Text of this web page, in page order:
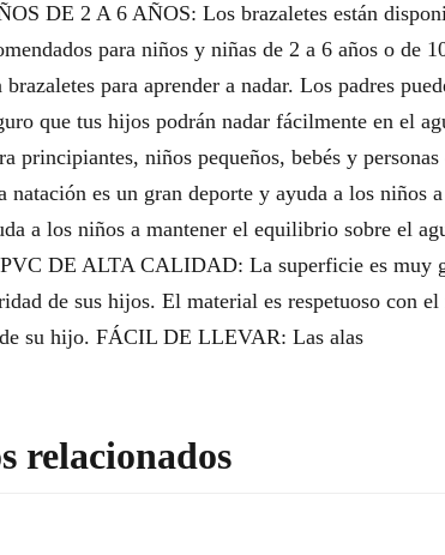
DE 2 A 6 AÑOS: Los brazaletes están
para niños y niñas de 2 a 6 años o de
brazaletes para aprender a nadar. Los padres
que tus hijos podrán nadar fácilmente en el
principiantes, niños pequeños, bebés y
es un gran deporte y ayuda a los niños
a los niños a mantener el equilibrio sobre el
DE ALTA CALIDAD: La superficie es muy
de sus hijos. El material es respetuoso con
su hijo. FÁCIL DE LLEVAR: Las alas
relacionados